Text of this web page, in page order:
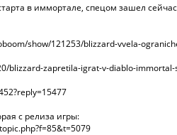
в иммортале, спецом зашел
show/121253/blizzard-vvela-
blizzard-zapretila-igrat-v-diablo-
с релиза игры: